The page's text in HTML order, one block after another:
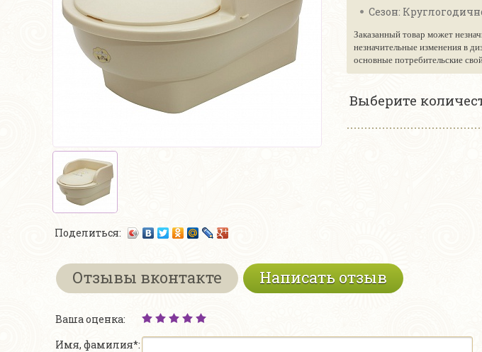
Поделиться:
Сезон:
Заказанный товар может
незначительные изменения в
основные потребительские
Выберите
Отзывы вконтакте Написать отзыв
Ваша оценка:
Имя, фамилия*: